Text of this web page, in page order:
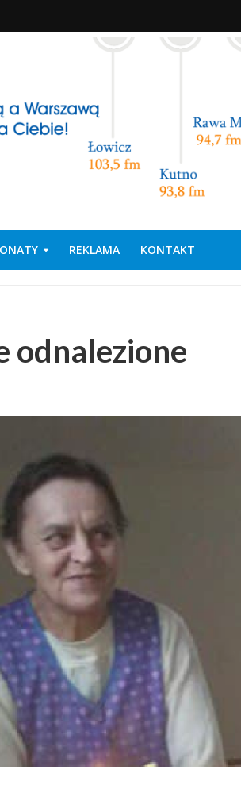
REKLAMA KONTAKT
odnalezione